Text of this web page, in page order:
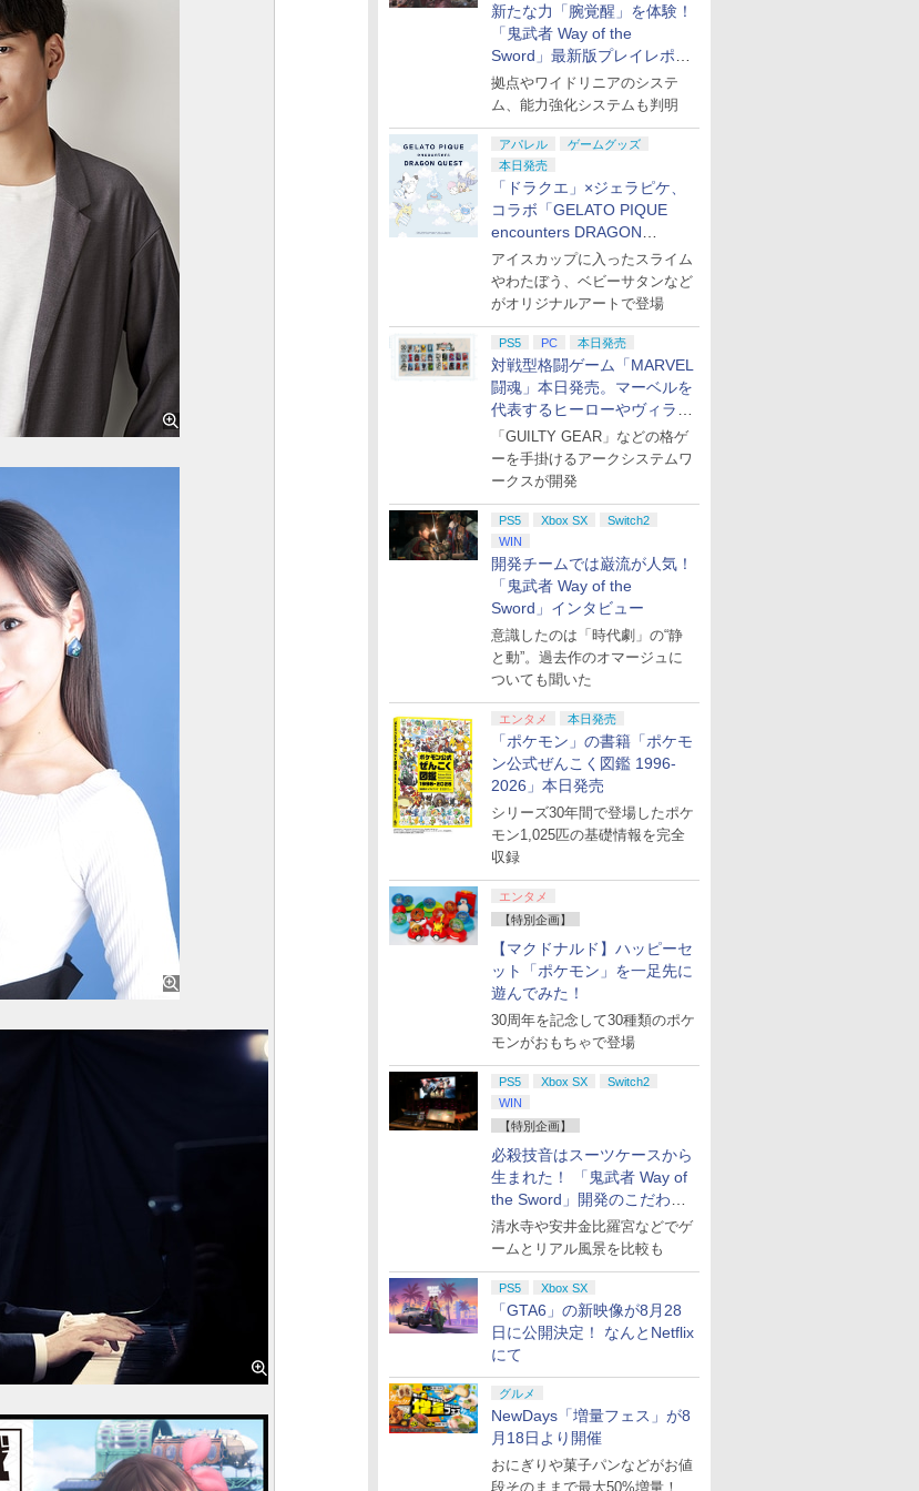
新たな力「腕覚醒」を体験！
「鬼武者 Way of the
Sword」最新版プレイレポー
ト
拠点やワイドリニアのシステ
ム、能力強化システムも判明
アパレル
ゲームグッズ
本日発売
「ドラクエ」×ジェラピケ、
コラボ「GELATO PIQUE
encounters DRAGON
QUEST」第2弾が本日発売
アイスカップに入ったスライム
やわたぼう、ベビーサタンなど
がオリジナルアートで登場
PS5 PC 本日発売
対戦型格闘ゲーム「MARVEL
闘魂」本日発売。マーベルを
代表するヒーローやヴィラン
たちが登場
「GUILTY GEAR」などの格ゲ
ーを手掛けるアークシステムワ
ークスが開発
PS5 Xbox SX
Switch2
WIN
開発チームでは巌流が人気！
「鬼武者 Way of the
Sword」インタビュー
意識したのは「時代劇」の“静
と動”。過去作のオマージュに
ついても聞いた
エンタメ 本日発売
「ポケモン」の書籍「ポケモ
ン公式ぜんこく図鑑 1996-
2026」本日発売
シリーズ30年間で登場したポケ
モン1,025匹の基礎情報を完全
収録
エンタメ
【特別企画】
【マクドナルド】ハッピーセ
ット「ポケモン」を一足先に
遊んでみた！
30周年を記念して30種類のポケ
モンがおもちゃで登場
PS5 Xbox SX
Switch2
WIN
【特別企画】
必殺技音はスーツケースから
生まれた！ 「鬼武者 Way of
the Sword」開発のこだわり
を目撃！
清水寺や安井金比羅宮などでゲ
ームとリアル風景を比較も
PS5 Xbox SX
「GTA6」の新映像が8月28
日に公開決定！ なんとNetflix
にて
グルメ
NewDays「増量フェス」が8
月18日より開催
おにぎりや菓子パンなどがお値
段そのままで最大50%増量！